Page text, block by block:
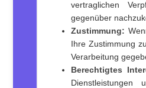
vertraglichen
gegenüber
Zustimmung:
Ihre Zustimmung
Verarbeitung
Berechtigtes
Dienstleistungen